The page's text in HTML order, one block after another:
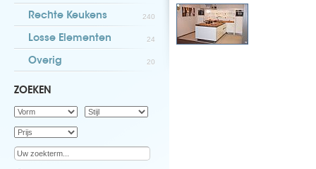
Rechte Keukens 240
Losse Elementen 24
Overig 20
ZOEKEN